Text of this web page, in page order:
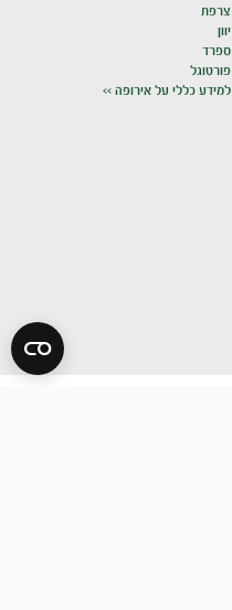
צרפת
יוון
ספרד
פורטוגל
למידע כללי על אירופה >>